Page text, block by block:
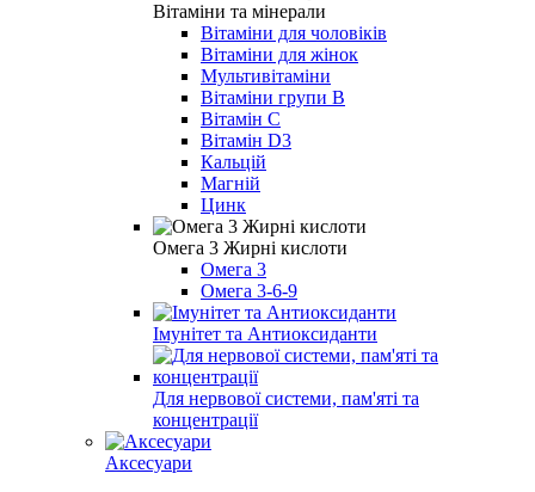
Вітаміни та мінерали
Вітаміни для чоловіків
Вітаміни для жінок
Мультивітаміни
Вітаміни групи B
Вітамін C
Вітамін D3
Кальцій
Магній
Цинк
Омега 3 Жирні кислоти
Омега 3
Омега 3-6-9
Імунітет та Антиоксиданти
Для нервової системи, пам'яті та
концентрації
Аксесуари